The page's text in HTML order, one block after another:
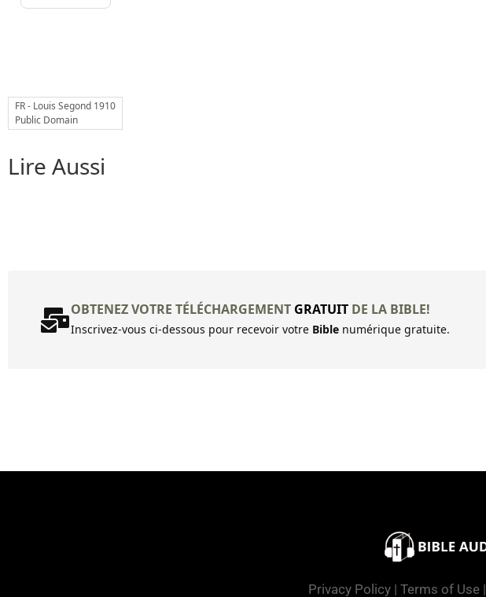
FR - Louis Segond 1910
Public Domain
Lire Aussi
OBTENEZ VOTRE TÉLÉCHARGEMENT GRATUIT DE LA BIBLE!
Inscrivez-vous ci-dessous pour recevoir votre Bible numérique gratuite.
Privacy Policy| Terms of Use|